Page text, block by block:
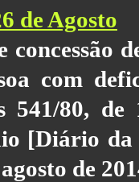
de Agosto
concessão
com
541/80,
[Diário da
de